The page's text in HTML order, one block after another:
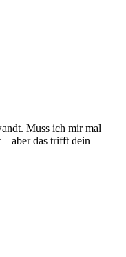
Muss ich mir mal
aber das trifft dein